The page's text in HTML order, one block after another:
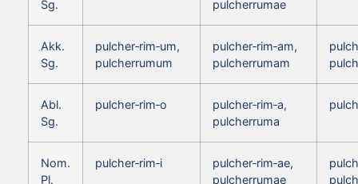
Sg.
pulcherrumae
Akk.
Sg.
pulcher‑rim‑um,
pulcherrumum
pulcher‑rim‑am,
pulcherrumam
Abl.
Sg.
pulcher‑rim‑o
pulcher‑rim‑a,
pulcherruma
Nom.
Pl.
pulcher‑rim‑i
pulcher‑rim‑ae,
pulcherrumae